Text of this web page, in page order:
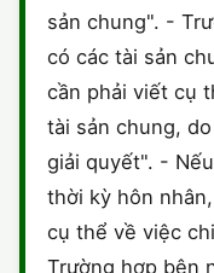
sản chung". -
có các tài sản
cần phải viết cụ
tài sản chung,
giải quyết". -
thời kỳ hôn
cụ thể về việc
Trường hợp bên